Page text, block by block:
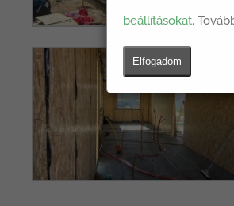
beállításokat.
Elfogadom